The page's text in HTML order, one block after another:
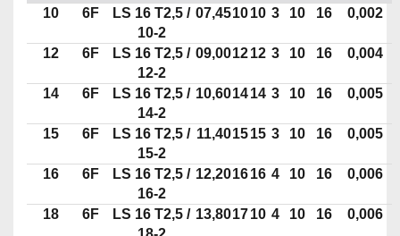
10 6F
LS 16 T2,5 /
10-2
07,451010 3 10 16 0,002
12 6F
LS 16 T2,5 /
12-2
09,001212 3 10 16 0,004
14 6F
LS 16 T2,5 /
14-2
10,601414 3 10 16 0,005
15 6F
LS 16 T2,5 /
15-2
11,401515 3 10 16 0,005
16 6F
LS 16 T2,5 /
16-2
12,201616 4 10 16 0,006
18 6F
LS 16 T2,5 / 13,801710 4 10 16 0,006